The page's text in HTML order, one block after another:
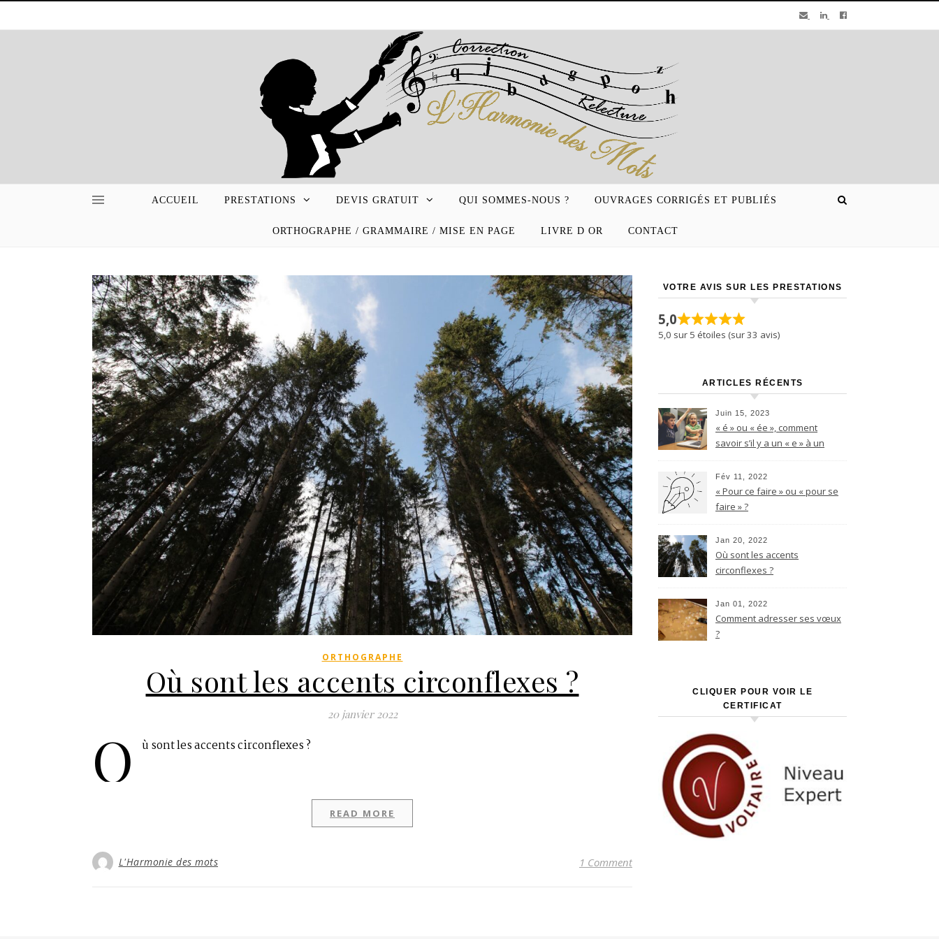
ACCUEIL PRESTATIONS DEVIS GRATUIT QUI SOMMES-NOUS ? OUVRAGES CORRIGÉS ET PUBLIÉS
ORTHOGRAPHE / GRAMMAIRE / MISE EN PAGE LIVRE D OR CONTACT
ORTHOGRAPHE
Où sont les accents circonflexes ?
20 janvier 2022
O ù sont les accents circonflexes ?
READ MORE
L'Harmonie des mots 1 Comment
VOTRE AVIS SUR LES PRESTATIONS
5,0
5,0 sur 5 étoiles (sur 33 avis)
ARTICLES RÉCENTS
Juin 15, 2023
« é » ou « ée », comment
savoir s’il y a un « e » à un
son -é ?
Fév 11, 2022
« Pour ce faire » ou « pour se
faire » ?
Jan 20, 2022
Où sont les accents
circonflexes ?
Jan 01, 2022
Comment adresser ses vœux
?
CLIQUER POUR VOIR LE
CERTIFICAT